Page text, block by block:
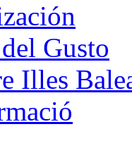
Gusto
Illes